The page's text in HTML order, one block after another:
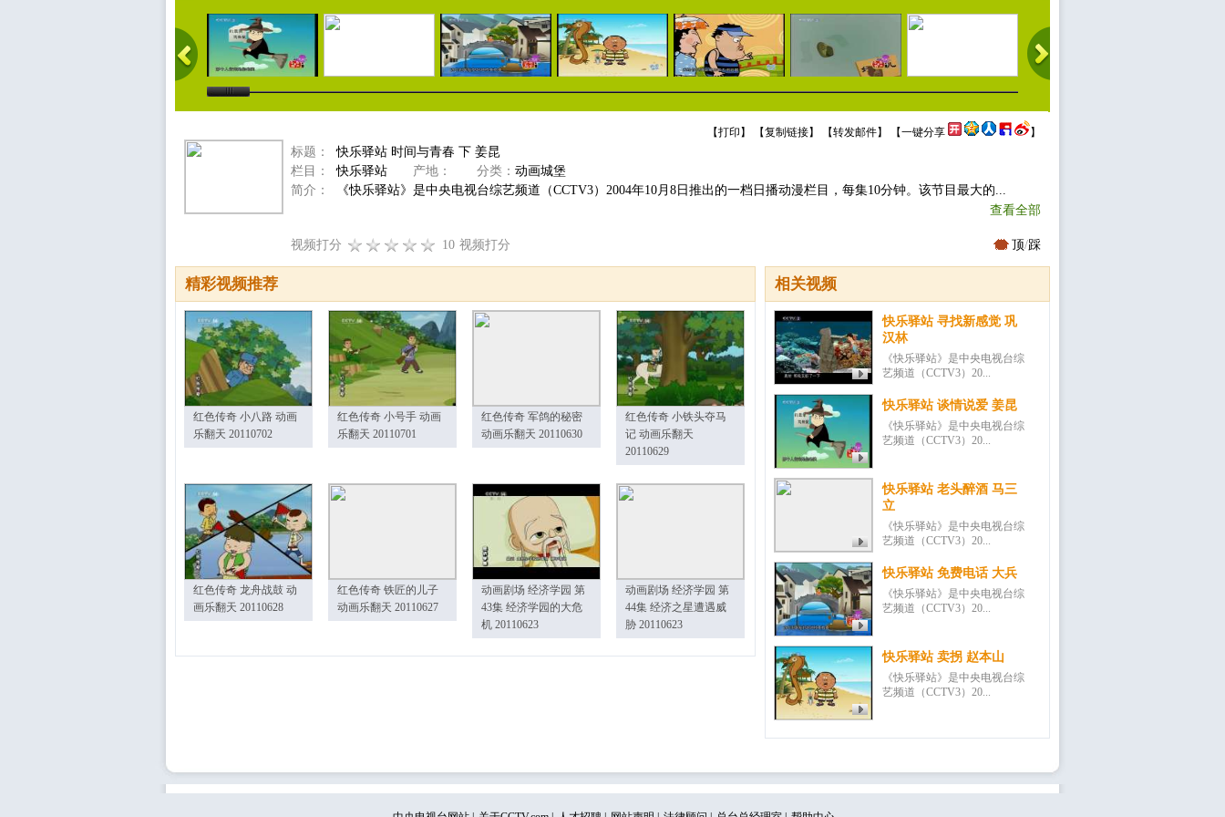
【打印 】 【复制链接】 【转发邮件】 【一键分享 】
标题：
快乐驿站 时间与青春 下 姜昆
栏目：
快乐驿站 产地： 分类： 动画城堡
简介：
《快乐驿站》是中央电视台综艺频道（CCTV3）2004年10月8日推出的一档日播动漫栏目，每集10分钟。该节目最大的...
查看全部
视频打分 10 视频打分 顶/踩
相关视频
快乐驿站 寻找新感觉 巩
汉林
《快乐驿站》是中央电视台综
艺频道（CCTV3）20...
快乐驿站 谈情说爱 姜昆
《快乐驿站》是中央电视台综
艺频道（CCTV3）20...
快乐驿站 老头醉酒 马三
立
《快乐驿站》是中央电视台综
艺频道（CCTV3）20...
快乐驿站 免费电话 大兵
《快乐驿站》是中央电视台综
艺频道（CCTV3）20...
快乐驿站 卖拐 赵本山
《快乐驿站》是中央电视台综
艺频道（CCTV3）20...
精彩视频推荐
红色传奇 小八路 动画
乐翻天 20110702
红色传奇 小号手 动画
乐翻天 20110701
红色传奇 军鸽的秘密
动画乐翻天 20110630
红色传奇 小铁头夺马
记 动画乐翻天
20110629
红色传奇 龙舟战鼓 动
画乐翻天 20110628
红色传奇 铁匠的儿子
动画乐翻天 20110627
动画剧场 经济学园 第
43集 经济学园的大危
机 20110623
动画剧场 经济学园 第
44集 经济之星遭遇威
胁 20110623